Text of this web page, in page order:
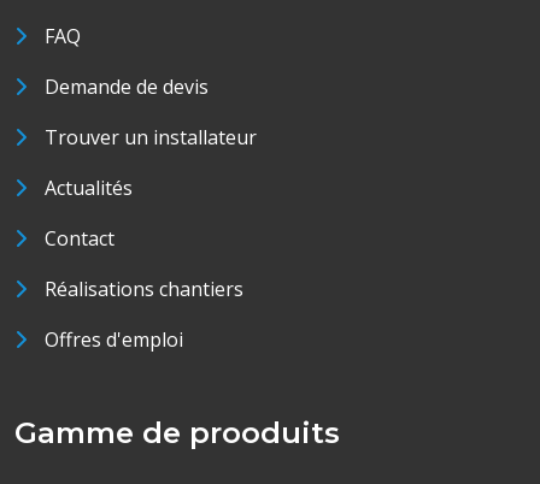
FAQ
Demande de devis
Trouver un installateur
Actualités
Contact
Réalisations chantiers
Offres d'emploi
Gamme de prooduits